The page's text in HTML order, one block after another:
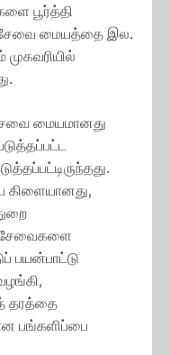
பூர்த்தி
மையத்தை இல.
மையமானது
கிளையானது,
சேவைகளை
பயன்பாட்டு
தரத்தை
பங்களிப்பை